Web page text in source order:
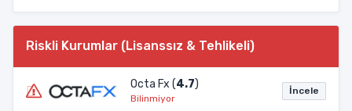
Riskli Kurumlar (Lisanssız & Tehlikeli)
Octa Fx (4.7)
Bilinmiyor
İncele